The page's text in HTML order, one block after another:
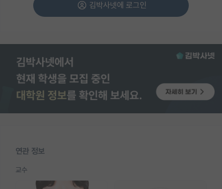
김박사넷에 로그인
연관 정보
교수